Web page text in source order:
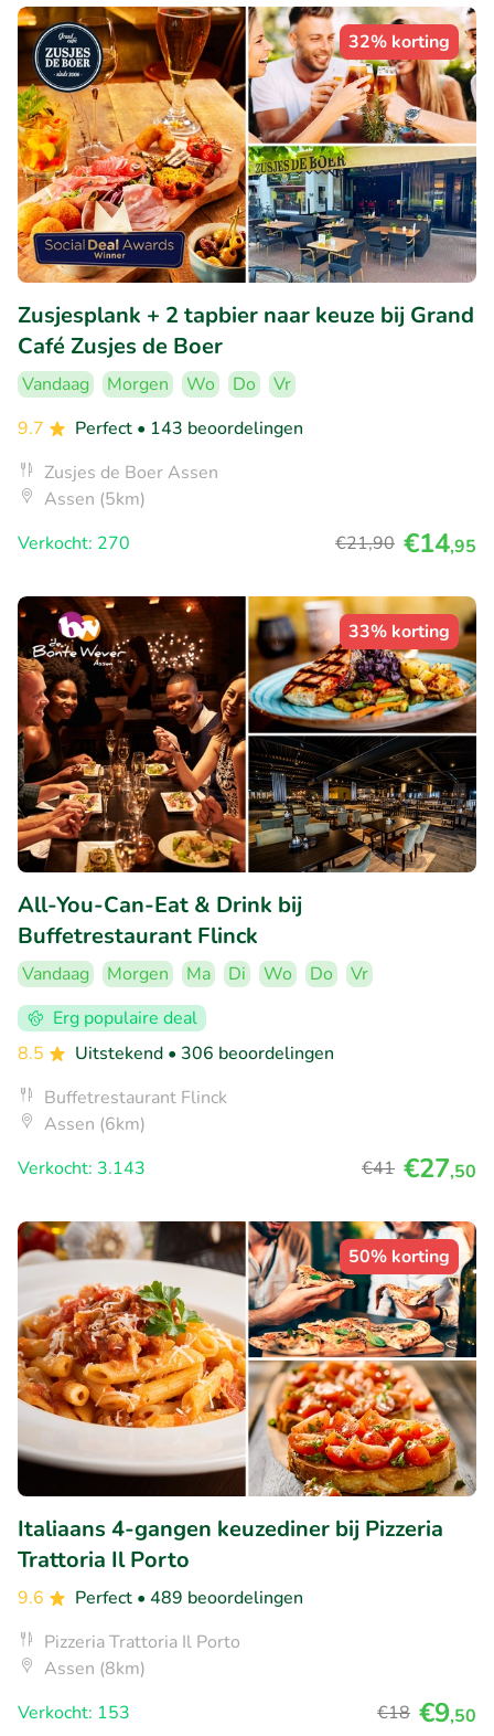
32% korting
Zusjesplank + 2 tapbier naar keuze bij Grand
Café Zusjes de Boer
Vandaag Morgen Wo Do
Vr
9.7
Perfect • 143 beoordelingen
Zusjes de Boer Assen
Assen (5km)
Verkocht: 270
€21,90 €14,95
33% korting
All-You-Can-Eat & Drink bij
Buffetrestaurant Flinck
Vandaag Morgen Ma Di Wo Do
Vr
Erg populaire deal
8.5
Uitstekend • 306 beoordelingen
Buffetrestaurant Flinck
Assen (6km)
Verkocht: 3.143
€41 €27,50
50% korting
Italiaans 4-gangen keuzediner bij Pizzeria
Trattoria Il Porto
9.6 Perfect • 489 beoordelingen
Pizzeria Trattoria Il Porto
Assen (8km)
Verkocht: 153
€18 €9,50